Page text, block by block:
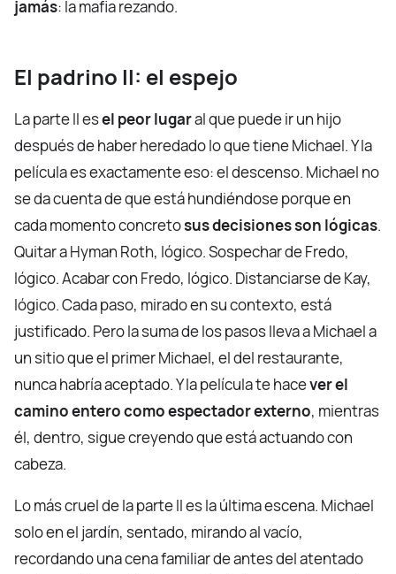
jamás: la mafia rezando.
El padrino II: el espejo
La parte II esel peor lugaral que puede ir un hijo
después de haber heredado lo que tiene Michael. Y la
película es exactamente eso: el descenso. Michael no
se da cuenta de que está hundiéndose porque en
cada momento concretosus decisiones son lógicas.
Quitar a Hyman Roth, lógico. Sospechar de Fredo,
lógico. Acabar con Fredo, lógico. Distanciarse de Kay,
lógico. Cada paso, mirado en su contexto, está
justificado. Pero la suma de los pasos lleva a Michael a
un sitio que el primer Michael, el del restaurante,
nunca habría aceptado. Y la película te hacever el
camino entero como espectador externo, mientras
él, dentro, sigue creyendo que está actuando con
cabeza.
Lo más cruel de la parte II es la última escena. Michael
solo en el jardín, sentado, mirando al vacío,
recordando una cena familiar de antes del atentado